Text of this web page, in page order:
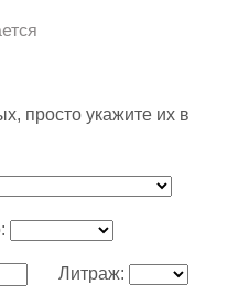
просто укажите их в
Литраж: